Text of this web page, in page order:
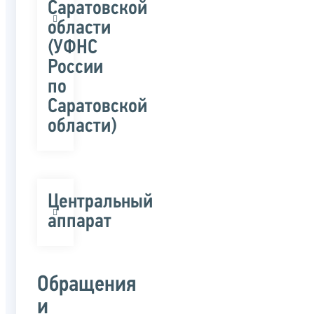
Саратовской
области
(УФНС
России
по
Саратовской
области)
Центральный
аппарат
Обращения
и